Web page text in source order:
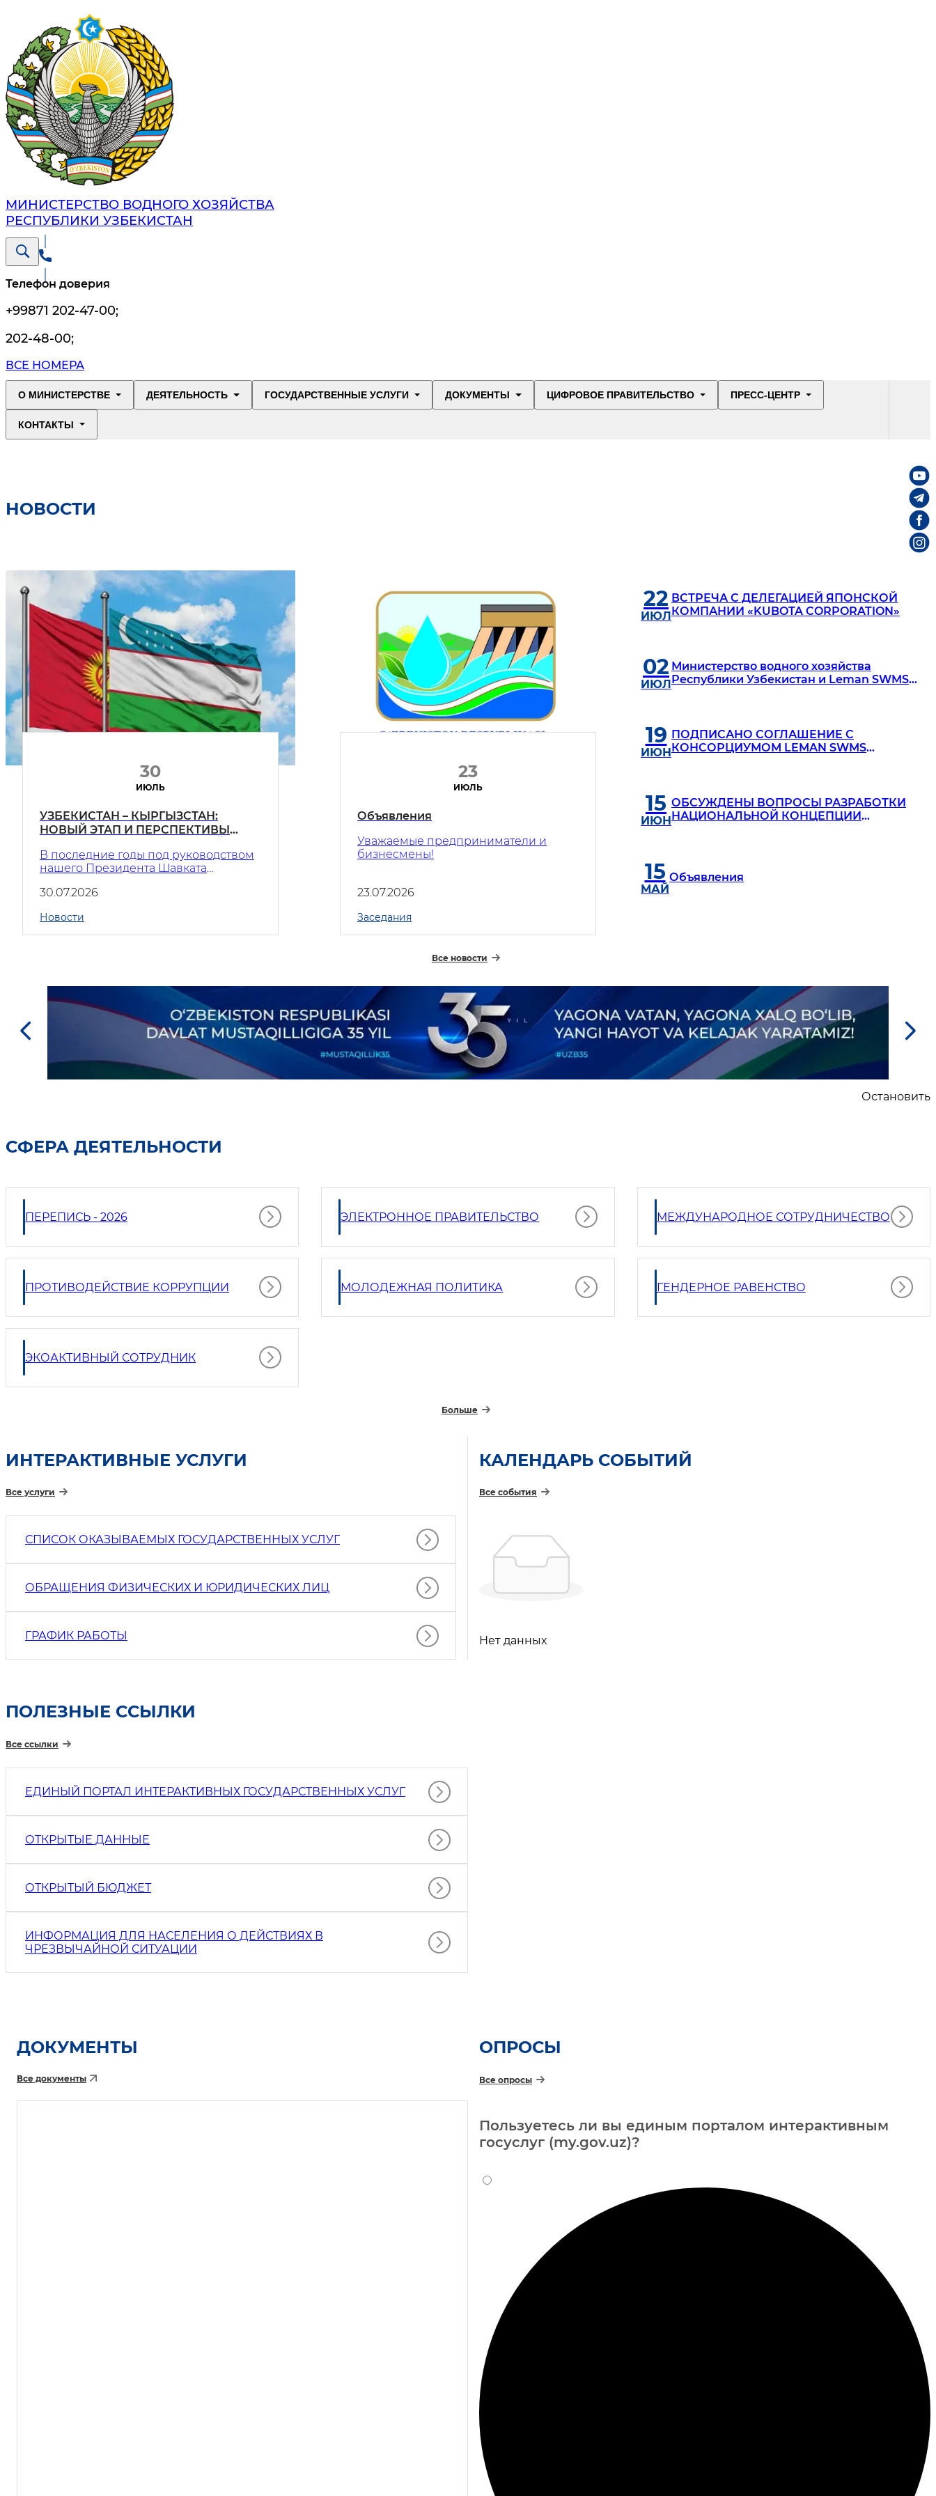
МИНИСТЕРСТВО ВОДНОГО ХОЗЯЙСТВА
РЕСПУБЛИКИ УЗБЕКИСТАН
Телефон доверия
+99871 202-47-00;
202-48-00;
ВСЕ НОМЕРА
О МИНИСТЕРСТВЕ ДЕЯТЕЛЬНОСТЬ ГОСУДАРСТВЕННЫЕ УСЛУГИ ДОКУМЕНТЫ ЦИФРОВОЕ ПРАВИТЕЛЬСТВО ПРЕСС-ЦЕНТР
КОНТАКТЫ
НОВОСТИ
30
ИЮЛЬ
УЗБЕКИСТАН – КЫРГЫЗСТАН:
НОВЫЙ ЭТАП И ПЕРСПЕКТИВЫ
СФЕРЕ
В последние годы под руководством
нашего Президента Шавката
взаимное уважение и практическое
приоритетными принципами
внешней политики Узбекистана.
30.07.2026
Новости
23
ИЮЛЬ
Объявления
​Уважаемые предприниматели и
бизнесмены!
23.07.2026
Заседания
22
ИЮЛ
ВСТРЕЧА С ДЕЛЕГАЦИЕЙ ЯПОНСКОЙ
КОМПАНИИ «KUBOTA CORPORATION»
02
ИЮЛ
Министерство водного хозяйства
Республики Узбекистан и Leman SWMS
19
ИЮН
ПОДПИСАНО СОГЛАШЕНИЕ С
КОНСОРЦИУМОМ LEMAN SWMS
15
ИЮН
ОБСУЖДЕНЫ ВОПРОСЫ РАЗРАБОТКИ
НАЦИОНАЛЬНОЙ КОНЦЕПЦИИ
ГОДЫ
15
МАЙ
Объявления
Все новости
Остановить
СФЕРА ДЕЯТЕЛЬНОСТИ
ПЕРЕПИСЬ - 2026 ЭЛЕКТРОННОЕ ПРАВИТЕЛЬСТВО МЕЖДУНАРОДНОЕ СОТРУДНИЧЕСТВО
ПРОТИВОДЕЙСТВИЕ КОРРУПЦИИ МОЛОДЕЖНАЯ ПОЛИТИКА ГЕНДЕРНОЕ РАВЕНСТВО
ЭКОАКТИВНЫЙ СОТРУДНИК
Больше
ИНТЕРАКТИВНЫЕ УСЛУГИ
Все услуги
СПИСОК ОКАЗЫВАЕМЫХ ГОСУДАРСТВЕННЫХ УСЛУГ
ОБРАЩЕНИЯ ФИЗИЧЕСКИХ И ЮРИДИЧЕСКИХ ЛИЦ
ГРАФИК РАБОТЫ
КАЛЕНДАРЬ СОБЫТИЙ
Все события
Нет данных
ПОЛЕЗНЫЕ ССЫЛКИ
Все ссылки
ЕДИНЫЙ ПОРТАЛ ИНТЕРАКТИВНЫХ ГОСУДАРСТВЕННЫХ УСЛУГ
ОТКРЫТЫЕ ДАННЫЕ
ОТКРЫТЫЙ БЮДЖЕТ
ИНФОРМАЦИЯ ДЛЯ НАСЕЛЕНИЯ О ДЕЙСТВИЯХ В
ЧРЕЗВЫЧАЙНОЙ СИТУАЦИИ
ДОКУМЕНТЫ
Все документы
ОПРОСЫ
Все опросы
Пользуетесь ли вы единым порталом интерактивным
госуслуг (my.gov.uz)?